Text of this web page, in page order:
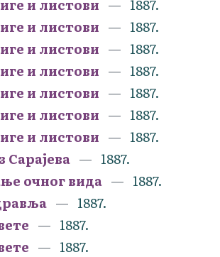
и листови
1887.
и листови
1887.
и листови
1887.
и листови
1887.
и листови
1887.
и листови
1887.
и листови
1887.
Сарајева
1887.
очног вида
1887.
1887.
1887.
1887.